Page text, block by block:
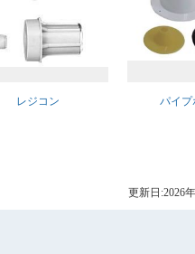
レジコン パイプ
更新日:2026